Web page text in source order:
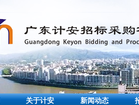
关于计安 新闻动态